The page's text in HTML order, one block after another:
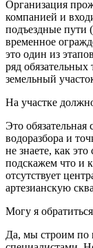
Организация
компанией и
подъездные пути
временное
это один из
ряд
земельный
На участке
Это обязательная
водоразбора и
не знаете, как
подскажем что и
отсутствует
артезианскую
Могу я
Да, мы строим по